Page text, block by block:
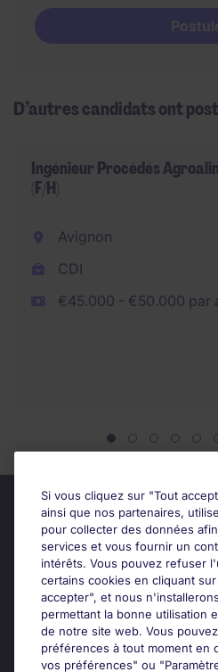
D’autres candidats ont
Ingénieur Procédés
(F/H)
Avignon
CDI
€45.000 - €50.000 par
Candidats
Entreprises
Si vous cliquez sur "Tout
ainsi que nos partenaires,
pour collecter des données
services et vous fournir un
intérêts. Vous pouvez refuser
certains cookies en cliquant
accepter", et nous
permettant la bonne utilisation
de notre site web. Vous
préférences à tout moment en
vos préférences" ou